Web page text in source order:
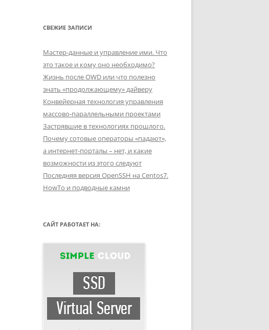
СВЕЖИЕ ЗАПИСИ
Мастер-данные и управление ими. Что
это такое и кому оно необходимо?
Жизнь после OWD или что полезно
знать «продолжающему» дайверу
Конвейерная технология управления
массово-параллельными проектами
Застрявшие в технологиях прошлого.
Почему сотовые операторы «падают»,
а интернет-порталы – нет, и какие
возможности из этого следуют
Последняя версия OpenSSH на Centos7.
HowTo и подводные камни
САЙТ РАБОТАЕТ НА: